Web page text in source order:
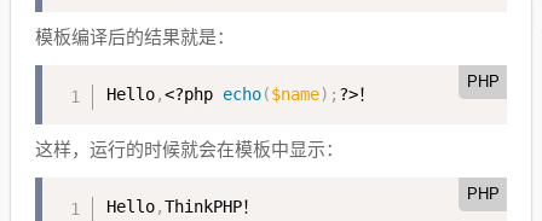
模板编译后的结果就是：
PHP
Hello,<?php echo($name) ; ?>！
这样，运行的时候就会在模板中显示：
PHP
Hello,ThinkPHP！